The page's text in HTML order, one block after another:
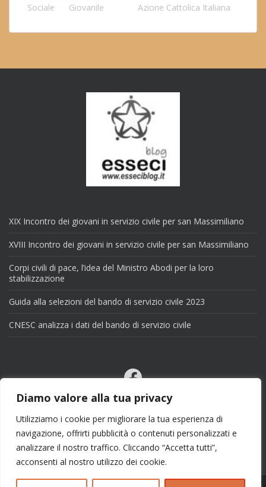
Diamo valore alla tua privacy
Utilizziamo i cookie per migliorare la tua esperienza di
navigazione, offrirti pubblicità o contenuti personalizzati e
analizzare il nostro traffico. Cliccando “Accetta tutti”,
acconsenti al nostro utilizzo dei cookie.
Sociale
Giovanile
Azione Cattolica Italiana
XIX Incontro dei giovani in servizio civile per san Massimiliano
XVIII Incontro dei giovani in servizio civile per san Massimiliano
Corpi civili di pace, l’idea del Ministro Abodi per la loro
stabilizzazione
Guida alla selezioni del bando di servizio civile 2023
CNESC analizza i dati del bando di servizio civile
Facebook
Email
X